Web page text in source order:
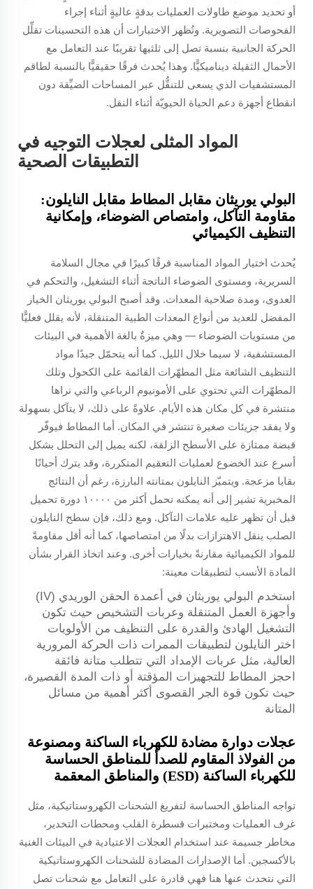
أو تحديد موضع طاولات العمليات بدقةٍ عاليةٍ أثناء إجراء
الفحوصات التصويرية. وتُظهر الاختبارات أن هذه التحسينات تقلِّل
الحركة الجانبية بنسبة تصل إلى ثلثيها تقريبًا عند التعامل مع
الأحمال الثقيلة ديناميكيًّا. وهذا يُحدث فرقًا حقيقيًّا بالنسبة لطاقم
المستشفيات الذي يسعى للتنقُّل عبر المساحات الضيِّقة دون
انقطاع أجهزة دعم الحياة الحيويّة أثناء النقل.
المواد المثلى لعجلات التوجيه في
التطبيقات الصحية
البولي يوريثان مقابل المطاط مقابل النايلون:
مقاومة التآكل، وامتصاص الضوضاء، وإمكانية
التنظيف الكيميائي
يُحدث اختيار المواد المناسبة فرقًا كبيرًا في مجال السلامة
السريرية، ومستوى الضوضاء الناتجة أثناء التشغيل، والتحكم في
العدوى، ومدة صلاحية المعدات. وقد أصبح البولي يوريثان الخيار
المفضل للعديد من أنواع المعدات الطبية المتنقلة، لأنه يقلل فعليًّا
من مستويات الضوضاء — وهي ميزةٌ بالغة الأهمية في البيئات
المستشفية، لا سيما خلال الليل. كما أنه يتحمّل جيدًا مواد
التنظيف الشائعة مثل المطهّرات القائمة على الكحول وتلك
المطهّرات التي تحتوي على الأمونيوم الرباعي والتي نراها
منتشرة في كل مكان هذه الأيام. علاوةً على ذلك، لا يتآكل بسهولة
ولا يفقد جزيئات صغيرة تنتشر في المكان. أما المطاط فيوفّر
قبضة ممتازة على الأسطح الزلقة، لكنه يميل إلى التحلل بشكل
أسرع عند الخضوع لعمليات التعقيم المتكررة، وقد يترك أحيانًا
بقايا مزعجة. ويتميّز النايلون بمتانته البارزة، رغم أن النتائج
المخبرية تشير إلى أنه يمكنه تحمل أكثر من ١٠٠٠٠ دورة تحميل
قبل أن تظهر عليه علامات التآكل. ومع ذلك، فإن سطح النايلون
الصلب ينقل الاهتزازات بدلًا من امتصاصها، كما أنه أقل مقاومةً
للمواد الكيميائية مقارنةً بخيارات أخرى. وعند اتخاذ القرار بشأن
المادة الأنسب لتطبيقات معينة:
استخدم البولي يوريثان في أعمدة الحقن الوريدي (IV)
وأجهزة العمل المتنقلة وعربات التشخيص حيث تكون
التشغيل الهادئ والقدرة على التنظيف من الأولويات
اختر النايلون لتطبيقات الممرات ذات الحركة المرورية
العالية، مثل عربات الإمداد التي تتطلب متانة فائقة
احجز المطاط للتجهيزات المؤقتة أو ذات المدة القصيرة،
حيث تكون قوة الجر القصوى أكثر أهمية من مسائل
المتانة
عجلات دوارة مضادة للكهرباء الساكنة ومصنوعة
من الفولاذ المقاوم للصدأ للمناطق الحساسة
للكهرباء الساكنة (ESD) والمناطق المعقمة
تواجه المناطق الحساسة لتفريغ الشحنات الكهروستاتيكية، مثل
غرف العمليات ومختبرات قسطرة القلب ومحطات التخدير،
مخاطر جسيمة عند استخدام العجلات الاعتيادية في البيئات الغنية
بالأكسجين. أما الإصدارات المضادة للشحنات الكهروستاتيكية
التي نتحدث عنها هنا فهي قادرة على التعامل مع شحنات تصل